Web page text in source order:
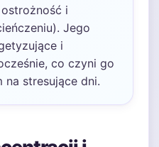
i
Jego
i
co czyni go
na stresujące dni.